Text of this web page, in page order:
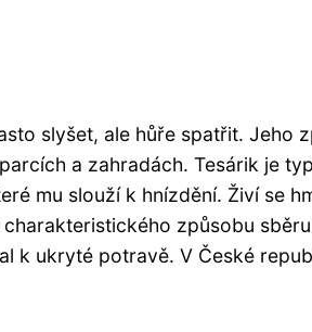
slyšet, ale hůře spatřit. Jeho
a zahradách. Tesárik je
mu slouží k hnízdění. Živí se
způsobu sběru
k ukryté potravě. V České